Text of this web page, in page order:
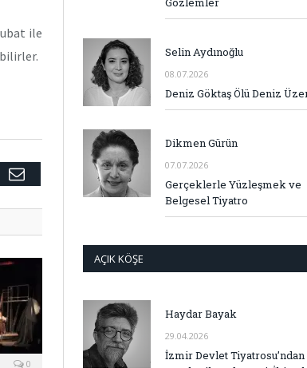
ile
E-
0
Selin Aydınoğlu
08.07.2026
Deniz Göktaş Ölü Deniz
Dikmen Gürün
07.07.2026
Gerçeklerle Yüzleşmek ve
Belgesel Tiyatro
AÇIK KÖŞE
Haydar Bayak
29.04.2026
İzmir Devlet Tiyatrosu’ndan